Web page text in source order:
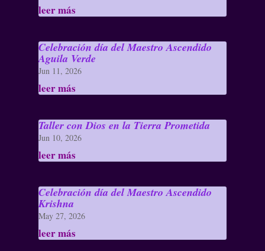
leer más
Celebración día del Maestro Ascendido
Aguila Verde
Jun 11, 2026
leer más
Taller con Dios en la Tierra Prometida
Jun 10, 2026
leer más
Celebración día del Maestro Ascendido
Krishna
May 27, 2026
leer más